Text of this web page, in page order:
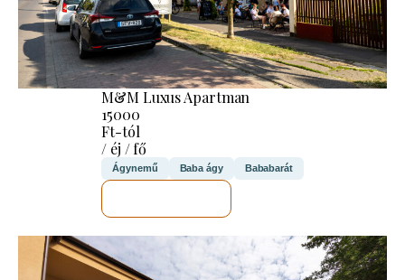
M&M Luxus Apartman
15000
Ft-tól
/ éj / fő
Ágynemű Baba ágy Bababarát